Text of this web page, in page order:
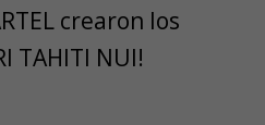
crearon los
TAHITI NUI!